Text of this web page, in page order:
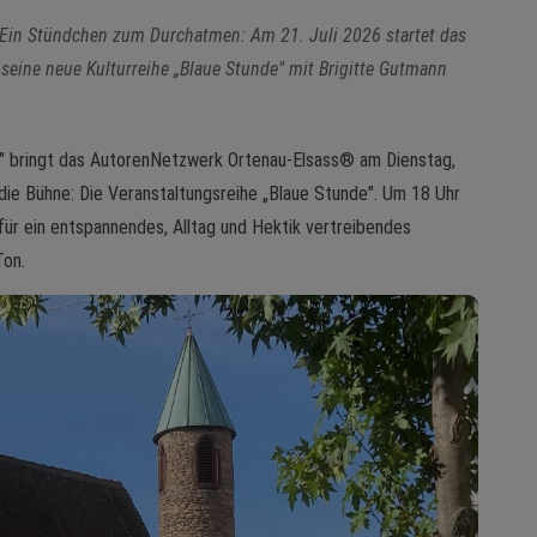
Ein Stündchen zum Durchatmen: Am 21. Juli 2026 startet das
neue Kulturreihe „Blaue Stunde" mit Brigitte Gutmann
bringt das AutorenNetzwerk Ortenau-Elsass® am Dienstag,
Bühne: Die Veranstaltungsreihe „Blaue Stunde". Um 18 Uhr
ein entspannendes, Alltag und Hektik vertreibendes